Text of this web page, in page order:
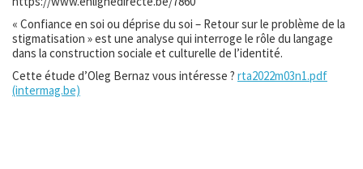
« Confiance en soi ou déprise du soi – Retour sur le problème de la
stigmatisation » est une analyse qui interroge le rôle du langage
dans la construction sociale et culturelle de l’identité.
Cette étude d’Oleg Bernaz vous intéresse ? rta2022m03n1.pdf
(intermag.be)